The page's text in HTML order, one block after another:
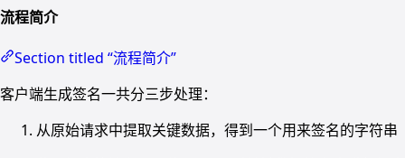
流程简介
Section titled “流程简介”
客户端生成签名一共分三步处理：
从原始请求中提取关键数据，得到一个用来签名的字符串